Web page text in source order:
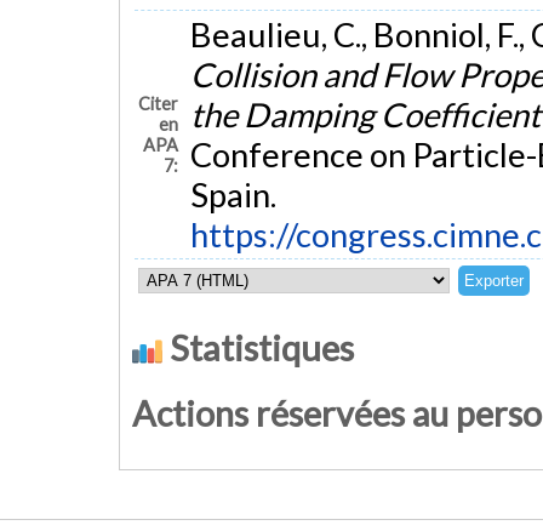
Citer
en
APA
7:
Beaulieu, C., Bonniol,
Collision and Flow
the Damping
Conference on Particle-
Spain.
https://
Statistiques
Actions réservées au